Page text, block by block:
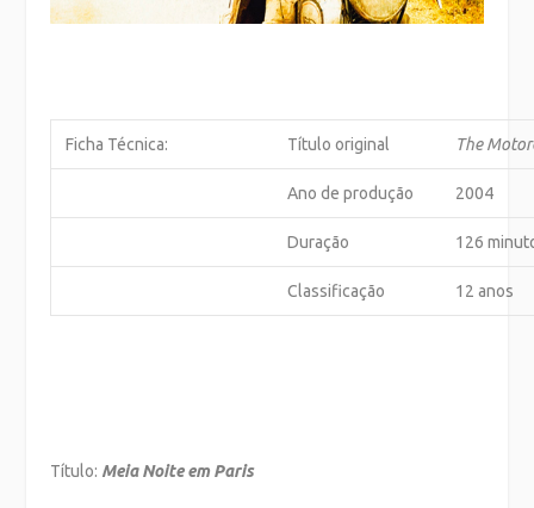
Ficha Técnica: Título original The
Ano de produção 2004
Duração 126
Classificação 12 anos
Título: Meia Noite em Paris